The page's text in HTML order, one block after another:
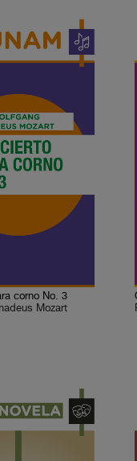
corno No. 3
Mozart